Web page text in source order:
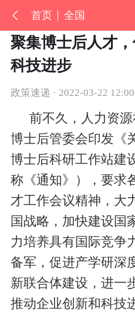
首页 全国
聚集博士后人才
科技进步
政策速递 · 2022-03-22 12:00
前不久，人力资
博士后管委会印发《
博士后科研工作站建
称《通知》），要求
才工作会议精神，大
国战略，加快建设国
力培养具有国际竞争
备军，促进产学研深
新联合体建设，进一
推动企业创新和科技